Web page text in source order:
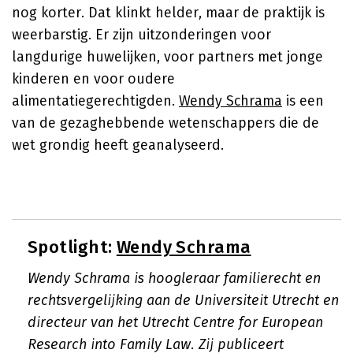
nog korter. Dat klinkt helder, maar de praktijk is
weerbarstig. Er zijn uitzonderingen voor
langdurige huwelijken, voor partners met jonge
kinderen en voor oudere
alimentatiegerechtigden. Wendy Schrama is een
van de gezaghebbende wetenschappers die de
wet grondig heeft geanalyseerd.
Spotlight: Wendy Schrama
Wendy Schrama is hoogleraar familierecht en
rechtsvergelijking aan de Universiteit Utrecht en
directeur van het Utrecht Centre for European
Research into Family Law. Zij publiceert